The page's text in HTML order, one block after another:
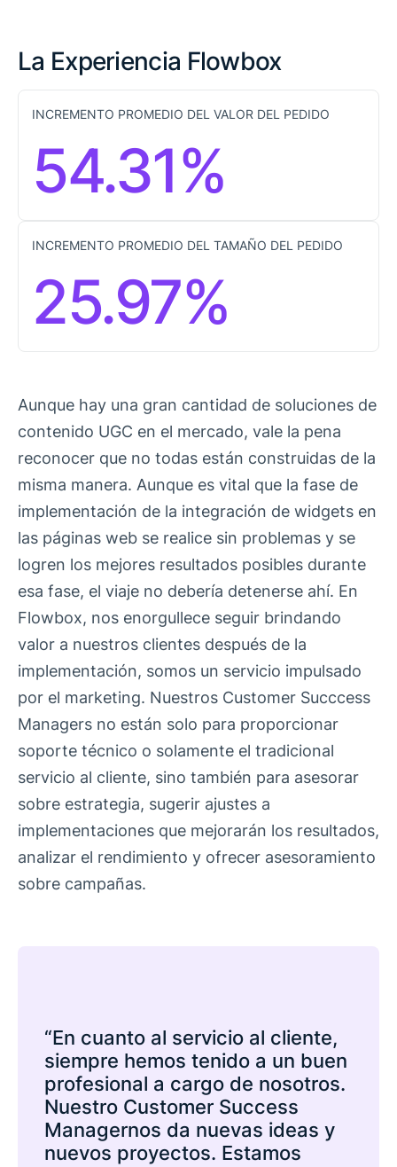
La Experiencia Flowbox
INCREMENTO PROMEDIO DEL VALOR DEL PEDIDO
54.31%
INCREMENTO PROMEDIO DEL TAMAÑO DEL PEDIDO
25.97%
Aunque hay una gran cantidad de soluciones de
contenido UGC en el mercado, vale la pena
reconocer que no todas están construidas de la
misma manera. Aunque es vital que la fase de
implementación de la integración de widgets en
las páginas web se realice sin problemas y se
logren los mejores resultados posibles durante
esa fase, el viaje no debería detenerse ahí. En
Flowbox, nos enorgullece seguir brindando
valor a nuestros clientes después de la
implementación, somos un servicio impulsado
por el marketing. Nuestros Customer Succcess
Managers no están solo para proporcionar
soporte técnico o solamente el tradicional
servicio al cliente, sino también para asesorar
sobre estrategia, sugerir ajustes a
implementaciones que mejorarán los resultados,
analizar el rendimiento y ofrecer asesoramiento
sobre campañas.
“En cuanto al servicio al cliente,
siempre hemos tenido a un buen
profesional a cargo de nosotros.
Nuestro Customer Success
Managernos da nuevas ideas y
nuevos proyectos. Estamos